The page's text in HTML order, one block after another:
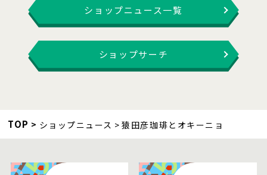
ショップニュース一覧
ショップサーチ
TOP ショップニュース 猿田彦珈琲とオキーニョ